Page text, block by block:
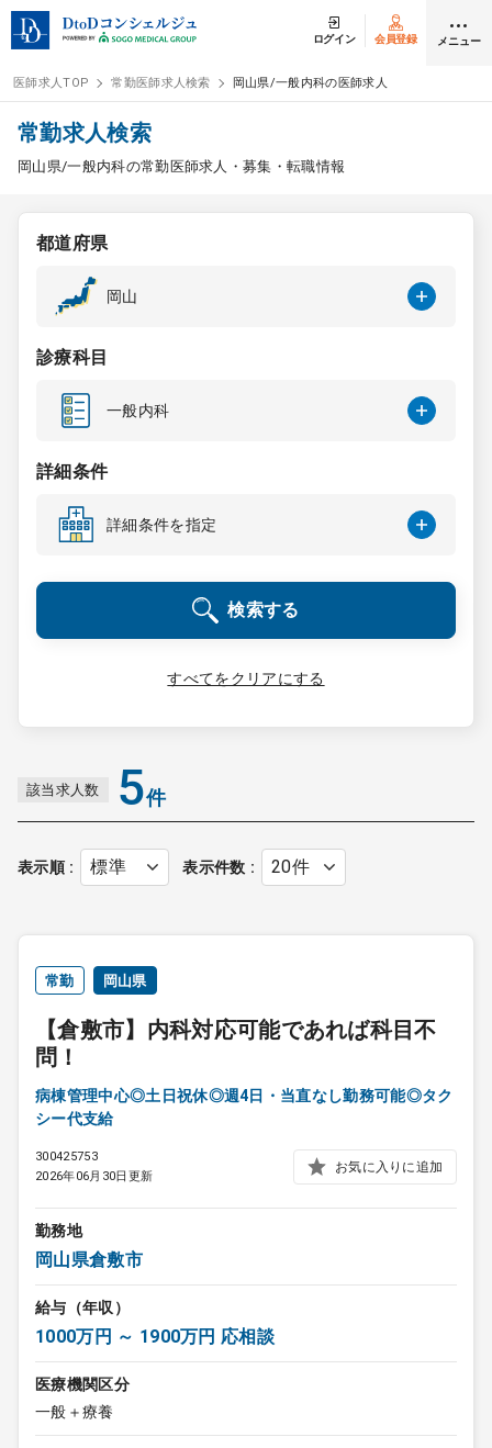
ログイン 会員登録 メニュー
ログイン
医師求人
常勤検索
スポット検索
DtoDの転職・
コンサルタント
成功事例
転職ノウハウ
受付時間 9:00 ～ 18:00（平日）
0120-337-613
クリニック開業
採用をお考えの医療機関の方
医師求人TOP 常勤医師求人検索 岡山県/一般内科の医師求人
常勤求人検索
岡山県/一般内科の常勤医師求人・募集・転職情報
都道府県
岡山
診療科目
一般内科
詳細条件
詳細条件を指定
検索する
すべてをクリアにする
該当求人数 5件
表示順 表示件数
常勤 岡山県
【倉敷市】内科対応可能であれば科目不
問！
病棟管理中心◎土日祝休◎週4日・当直なし勤務可能◎タク
シー代支給
300425753
2026年06月30日更新
お気に入りに追加
勤務地
岡山県倉敷市
給与（年収）
1000万円 ～ 1900万円 応相談
医療機関区分
一般＋療養